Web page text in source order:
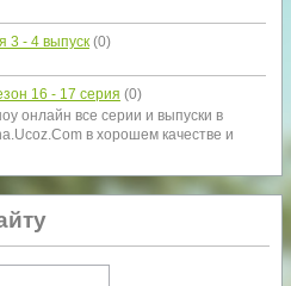
3 - 4 выпуск (0)
16 - 17 серия (0)
онлайн все серии и выпуски в
в хорошем качестве и